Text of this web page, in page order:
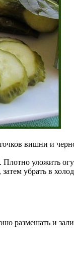
вишни и
уложить
убрать в
размешать и